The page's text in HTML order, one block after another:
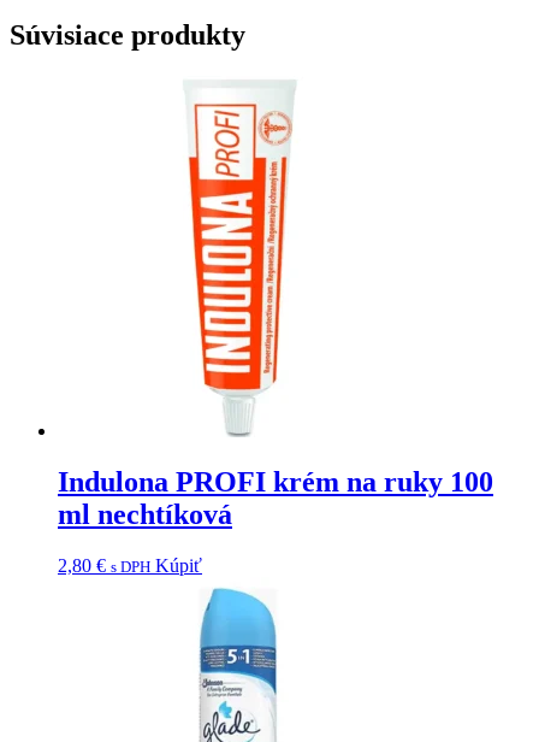
Súvisiace produkty
Indulona PROFI krém na ruky 100
ml nechtíková
2,80 € s DPH Kúpiť